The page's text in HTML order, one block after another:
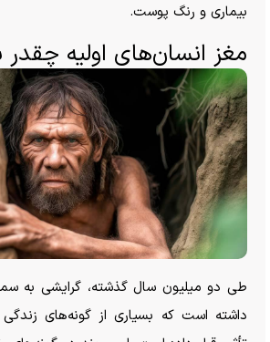
بیماری و رنگ پوست.
مغز انسان‌های اولیه
طی دو میلیون سال گذشته، گرایشی به
داشته است که بسیاری از گونه‌های